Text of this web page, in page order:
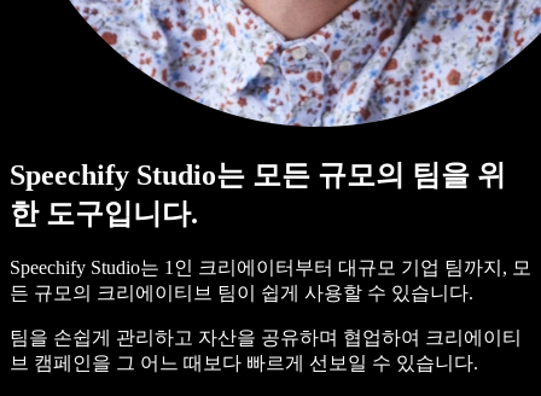
Speechify Studio는 모든 규모의 팀을 위
한 도구입니다.
Speechify Studio는 1인 크리에이터부터 대규모 기업 팀까지, 모
든 규모의 크리에이티브 팀이 쉽게 사용할 수 있습니다.
팀을 손쉽게 관리하고 자산을 공유하며 협업하여 크리에이티
브 캠페인을 그 어느 때보다 빠르게 선보일 수 있습니다.